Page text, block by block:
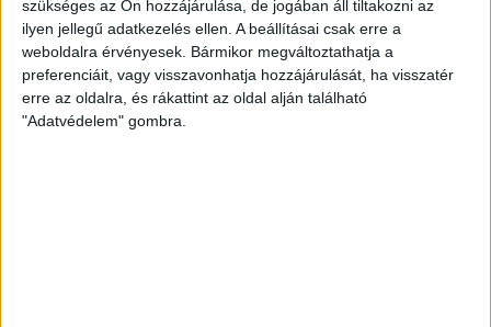
szükséges az Ön hozzájárulása, de jogában áll tiltakozni az
ilyen jellegű adatkezelés ellen. A beállításai csak erre a
weboldalra érvényesek. Bármikor megváltoztathatja a
preferenciáit, vagy visszavonhatja hozzájárulását, ha visszatér
erre az oldalra, és rákattint az oldal alján található
"Adatvédelem" gombra.
Ajándéktárgy•Streetwear